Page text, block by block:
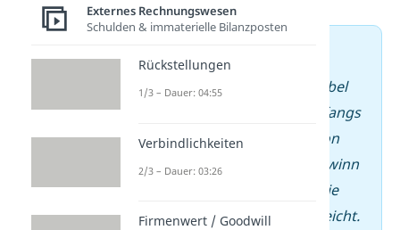
–Du betreibst ein Mode-Label
mit eigenem Webshop. Anfangs
hattest du einen Umsatz von
600.000 Euro und einen Gewinn
von 70.000 Euro. Hier hat die
einfache Buchführung gereicht.
Externes Rechnungswesen
Schulden & immaterielle Bilanzposten
Rückstellungen
1/3 – Dauer: 04:55
Verbindlichkeiten
2/3 – Dauer: 03:26
Firmenwert / Goodwill